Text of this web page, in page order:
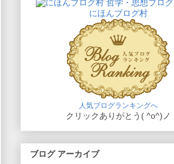
にほんブログ村
人気ブログランキングへ
クリックありがとう( ^o^)ノ
ブログ アーカイブ